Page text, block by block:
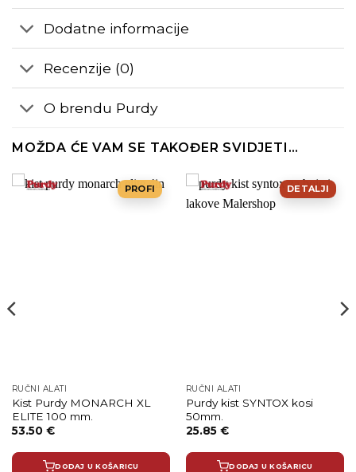
Dodatne informacije
Recenzije (0)
O brendu Purdy
MOŽDA ĆE VAM SE TAKOĐER SVIDJETI…
PROFI
RUČNI ALATI
Kist Purdy MONARCH XL
ELITE 100 mm.
53.50 €
DODAJ U KOŠARICU
DETALJI
RUČNI ALATI
Purdy kist SYNTOX kosi
50mm.
25.85 €
DODAJ U KOŠARICU